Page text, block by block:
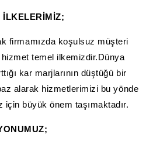
İLKELERİMİZ;
firmamızda koşulsuz müşteri
temel ilkemizdir.Dünya
kar marjlarının düştüğü bir
alarak hizmetlerimizi bu yönde
büyük önem taşımaktadır.